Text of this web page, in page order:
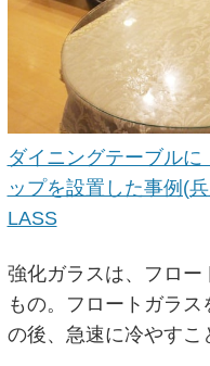
ダイニングテーブルに
ップを設置した事例(
LASS
強化ガラスは、フロー
もの。フロートガラ
の後、急速に冷やすこ